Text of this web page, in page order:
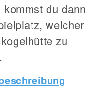
du dann
welcher
zu